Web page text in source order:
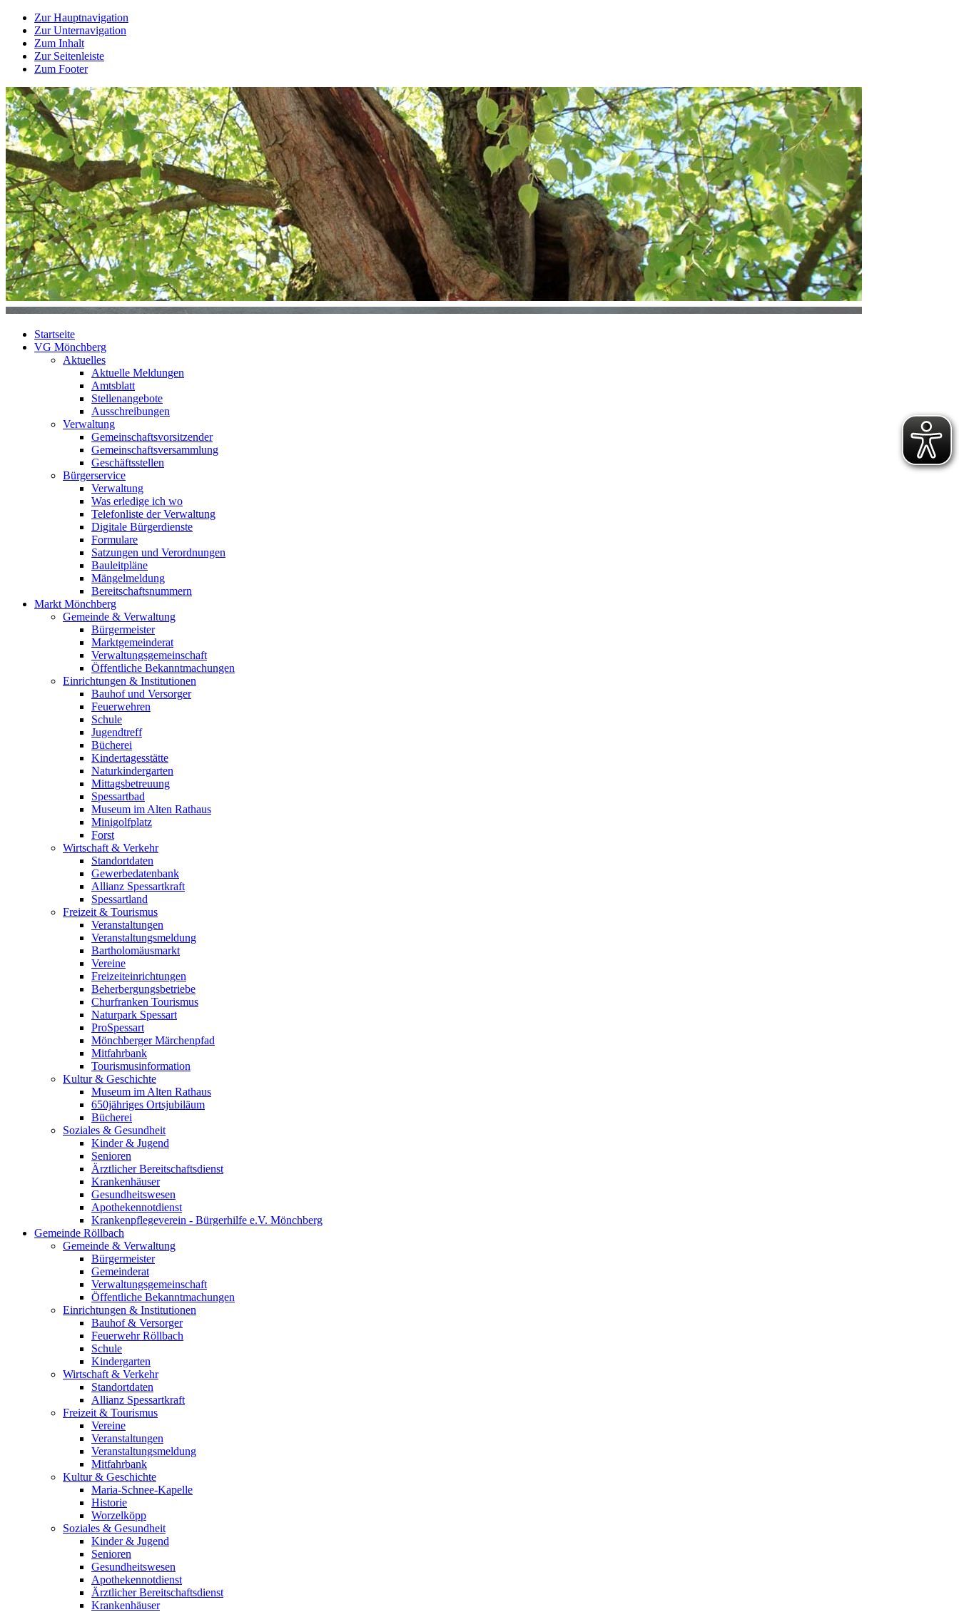
Zur Hauptnavigation
Zur Unternavigation
Zum Inhalt
Zur Seitenleiste
Zum Footer
Startseite
VG Mönchberg
Aktuelles
Aktuelle Meldungen
Amtsblatt
Stellenangebote
Ausschreibungen
Verwaltung
Gemeinschaftsvorsitzender
Gemeinschaftsversammlung
Geschäftsstellen
Bürgerservice
Verwaltung
Was erledige ich wo
Telefonliste der Verwaltung
Digitale Bürgerdienste
Formulare
Satzungen und Verordnungen
Bauleitpläne
Mängelmeldung
Bereitschaftsnummern
Markt Mönchberg
Gemeinde & Verwaltung
Bürgermeister
Marktgemeinderat
Verwaltungsgemeinschaft
Öffentliche Bekanntmachungen
Einrichtungen & Institutionen
Bauhof und Versorger
Feuerwehren
Schule
Jugendtreff
Bücherei
Kindertagesstätte
Naturkindergarten
Mittagsbetreuung
Spessartbad
Museum im Alten Rathaus
Minigolfplatz
Forst
Wirtschaft & Verkehr
Standortdaten
Gewerbedatenbank
Allianz Spessartkraft
Spessartland
Freizeit & Tourismus
Veranstaltungen
Veranstaltungsmeldung
Bartholomäusmarkt
Vereine
Freizeiteinrichtungen
Beherbergungsbetriebe
Churfranken Tourismus
Naturpark Spessart
ProSpessart
Mönchberger Märchenpfad
Mitfahrbank
Tourismusinformation
Kultur & Geschichte
Museum im Alten Rathaus
650jähriges Ortsjubiläum
Bücherei
Soziales & Gesundheit
Kinder & Jugend
Senioren
Ärztlicher Bereitschaftsdienst
Krankenhäuser
Gesundheitswesen
Apothekennotdienst
Krankenpflegeverein - Bürgerhilfe e.V. Mönchberg
Gemeinde Röllbach
Gemeinde & Verwaltung
Bürgermeister
Gemeinderat
Verwaltungsgemeinschaft
Öffentliche Bekanntmachungen
Einrichtungen & Institutionen
Bauhof & Versorger
Feuerwehr Röllbach
Schule
Kindergarten
Wirtschaft & Verkehr
Standortdaten
Allianz Spessartkraft
Freizeit & Tourismus
Vereine
Veranstaltungen
Veranstaltungsmeldung
Mitfahrbank
Kultur & Geschichte
Maria-Schnee-Kapelle
Historie
Worzelköpp
Soziales & Gesundheit
Kinder & Jugend
Senioren
Gesundheitswesen
Apothekennotdienst
Ärztlicher Bereitschaftsdienst
Krankenhäuser